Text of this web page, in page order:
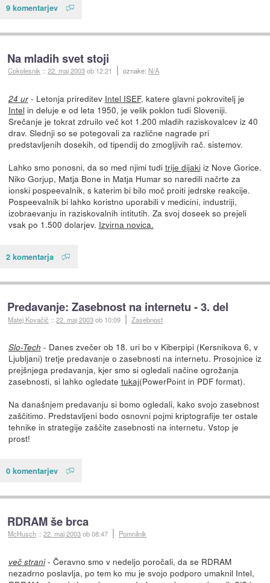
9 komentarjev
Na mladih svet stoji
Cokolesnik ::22. maj 2003ob 12:21 oznake: N/A
24 ur- Letonja prireditev Intel ISEF, katere glavni pokrovitelj je
Intel in deluje e od leta 1950, je velik poklon tudi Sloveniji.
Srečanje je tokrat zdruilo več kot 1.200 mladih raziskovalcev iz 40
drav. Slednji so se potegovali za različne nagrade pri
predstavljenih dosekih, od tipendij do zmogljivih rač. sistemov.
Lahko smo ponosni, da so med njimi tudi trije dijakiiz Nove Gorice.
Niko Gorjup, Matja Bone in Matja Humar so naredili načrte za
ionski pospeevalnik, s katerim bi bilo moč proiti jedrske reakcije.
Pospeevalnik bi lahko koristno uporabili v medicini, industriji,
izobraevanju in raziskovalnih intitutih. Za svoj doseek so prejeli
vsak po 1.500 dolarjev. Izvirna novica.
2 komentarja
Predavanje: Zasebnost na internetu - 3. del
Matej Kovačič ::22. maj 2003ob 10:09 Zasebnost
Slo-Tech - Danes zvečer ob 18. uri bo v Kiberpipi (Kersnikova 6, v
Ljubljani) tretje predavanje o zasebnosti na internetu. Prosojnice iz
prejšnjega predavanja, kjer smo si ogledali načine ogrožanja
zasebnosti, si lahko ogledate tukaj(PowerPoint in PDF format).
Na današnjem predavanju si bomo ogledali, kako svojo zasebnost
zaščitimo. Predstavljeni bodo osnovni pojmi kriptografije ter ostale
tehnike in strategije zaščite zasebnosti na internetu. Vstop je
prost!
0 komentarjev
RDRAM še brca
McHusch ::22. maj 2003ob 08:47 Pomnilnik
več strani- Čeravno smo v nedeljo poročali, da se RDRAM
nezadrno poslavlja, po tem ko mu je svojo podporo umaknil Intel,